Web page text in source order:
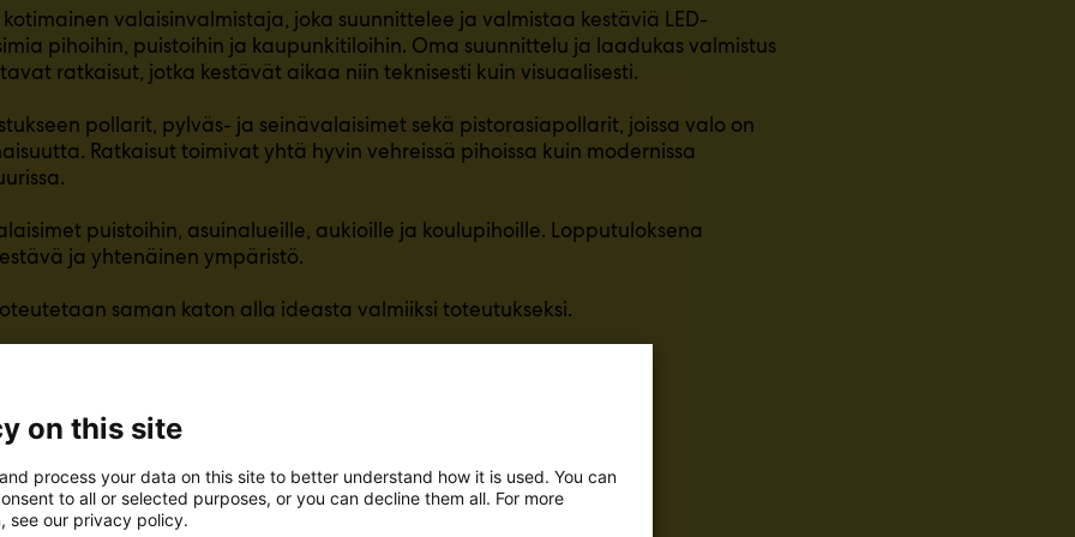
valaisinvalmistaja, joka suunnittelee ja valmistaa kestäviä LED-
pihoihin, puistoihin ja kaupunkitiloihin. Oma suunnittelu ja laadukas valmistus
ratkaisut, jotka kestävät aikaa niin teknisesti kuin visuaalisesti.
pollarit, pylväs- ja seinävalaisimet sekä pistorasiapollarit, joissa valo on
Ratkaisut toimivat yhtä hyvin vehreissä pihoissa kuin modernissa
puistoihin, asuinalueille, aukioille ja koulupihoille. Lopputuloksena
ja yhtenäinen ympäristö.
saman katon alla ideasta valmiiksi toteutukseksi.
on this site
process your data on this site to better understand how it is used. You can
to all or selected purposes, or you can decline them all. For more
see our privacy policy.